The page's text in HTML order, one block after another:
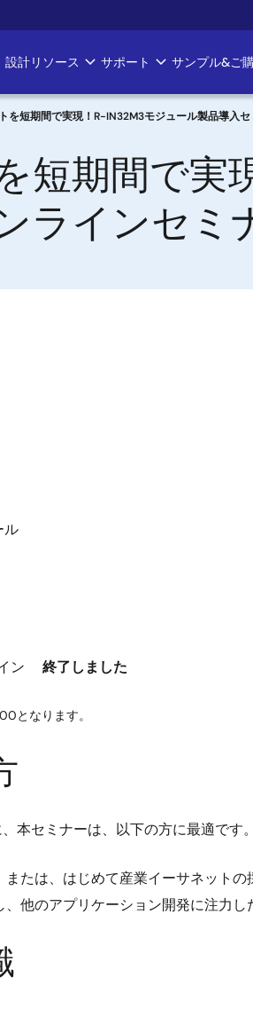
設計リソース サポート サンプル&ご
を短期間で実現！R-IN32M3モジュール製品導入セ
短期間で実
ラインセミ
ン 終了しました
となります。
本セミナーは、以下の方に最適です。
たは、はじめて産業イーサネットの
他のアプリケーション開発に注力し